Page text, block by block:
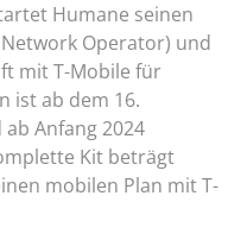
Humane seinen
Operator) und
mit T-Mobile für
ist ab dem 16.
Anfang 2024
Kit beträgt
mobilen Plan mit T-